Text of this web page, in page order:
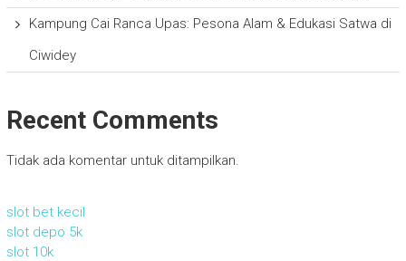
Kampung Cai Ranca Upas: Pesona Alam & Edukasi Satwa di
Ciwidey
Recent Comments
Tidak ada komentar untuk ditampilkan.
slot bet kecil
slot depo 5k
slot 10k